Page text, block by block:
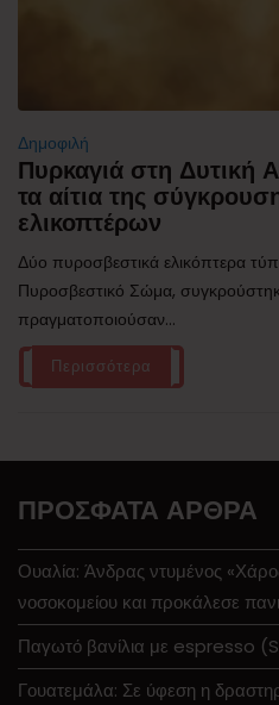
Δημοφιλή
Πυρκαγιά στη Δυτική
τα αίτια της
ελικοπτέρων
Δύο πυροσβεστικά ελικόπτερα
Πυροσβεστικό Σώμα,
πραγματοποιούσαν...
Περισσότερα
ΠΡΌΣΦΑΤΑ ΆΡΘΡΑ
Ουαλία: Άνδρας ντυμένος
νοσοκομείου και προκάλεσε
Παγωτό βανίλια με espresso
Γουατεμάλα: Σε ύφεση η